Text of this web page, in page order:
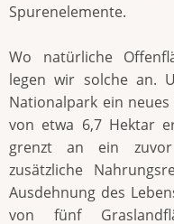
Spurenelemente.
Wo natürliche
legen wir solche an.
Nationalpark ein
von etwa 6,7 Hektar
grenzt an ein
zusätzliche
Ausdehnung des
von fünf